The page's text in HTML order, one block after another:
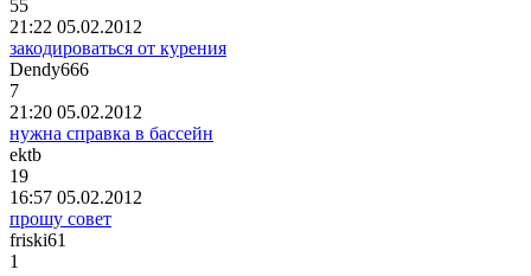
55
21:22 05.02.2012
закодироваться от курения
Dendy666
7
21:20 05.02.2012
нужна справка в бассейн
ektb
19
16:57 05.02.2012
прошу совет
friski61
1